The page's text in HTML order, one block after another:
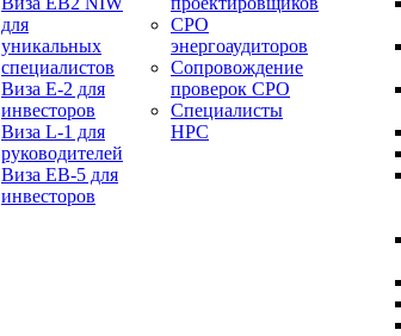
для
уникальных
специалистов
Виза E-2 для
инвесторов
Виза L-1 для
руководителей
Виза EB-5 для
инвесторов
СРО
энергоаудиторов
Сопровождение
проверок СРО
Специалисты
НРС